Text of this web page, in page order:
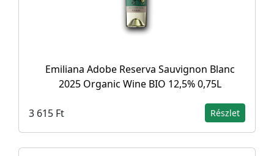
Emiliana Adobe Reserva Sauvignon Blanc
2025 Organic Wine BIO 12,5% 0,75L
3 615 Ft Részlet